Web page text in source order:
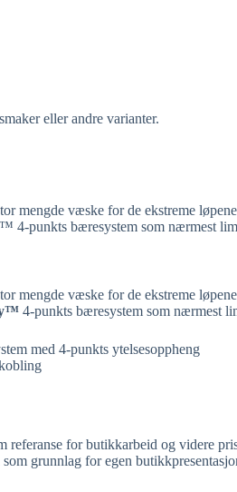
eller andre varianter.
mengde væske for de ekstreme
4-punkts bæresystem som nærmest
mengde væske for de ekstreme
4-punkts bæresystem som nærmest
med 4-punkts ytelsesoppheng
referanse for butikkarbeid og videre
grunnlag for egen